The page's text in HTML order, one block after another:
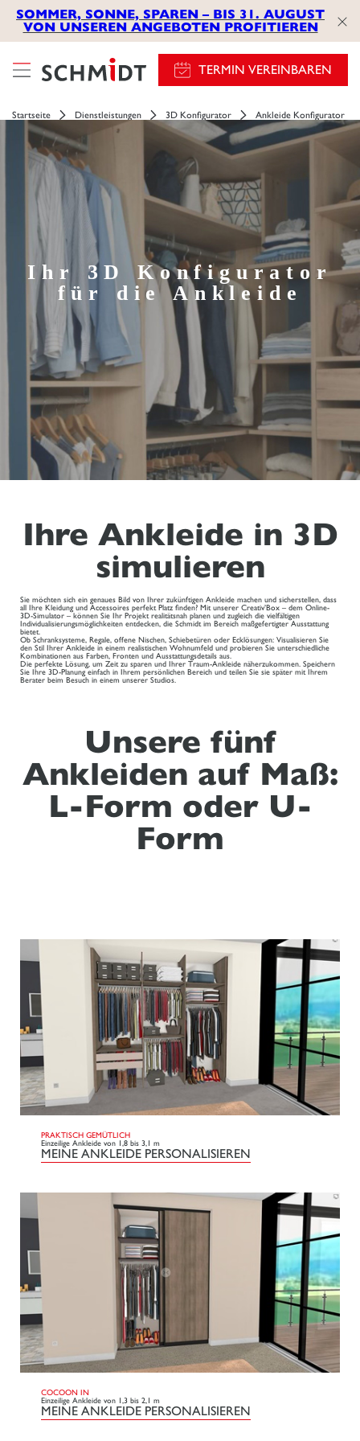
SOMMER, SONNE, SPAREN – BIS 31. AUGUST
VON UNSEREN ANGEBOTEN PROFITIEREN
TERMIN VEREINBAREN
Startseite Dienstleistungen 3D Konfigurator Ankleide Konfigurator
Ihr 3D Konfigurator
für die Ankleide
Ihre Ankleide in 3D
simulieren
Sie möchten sich ein genaues Bild von Ihrer zukünftigen Ankleide machen und sicherstellen, dass
all Ihre Kleidung und Accessoires perfekt Platz finden? Mit unserer Creativ’Box – dem Online-
3D-Simulator – können Sie Ihr Projekt realitätsnah planen und zugleich die vielfältigen
Individualisierungsmöglichkeiten entdecken, die Schmidt im Bereich maßgefertigter Ausstattung
bietet.
Ob Schranksysteme, Regale, offene Nischen, Schiebetüren oder Ecklösungen: Visualisieren Sie
den Stil Ihrer Ankleide in einem realistischen Wohnumfeld und probieren Sie unterschiedliche
Kombinationen aus Farben, Fronten und Ausstattungsdetails aus.
Die perfekte Lösung, um Zeit zu sparen und Ihrer Traum-Ankleide näherzukommen. Speichern
Sie Ihre 3D-Planung einfach in Ihrem persönlichen Bereich und teilen Sie sie später mit Ihrem
Berater beim Besuch in einem unserer Studios.
Unsere fünf
Ankleiden auf Maß:
L-Form oder U-
Form
PRAKTISCH GEMÜTLICH
Einzeilige Ankleide von 1,8 bis 3,1 m
MEINE ANKLEIDE PERSONALISIEREN
COCOON IN
Einzeilige Ankleide von 1,3 bis 2,1 m
MEINE ANKLEIDE PERSONALISIEREN